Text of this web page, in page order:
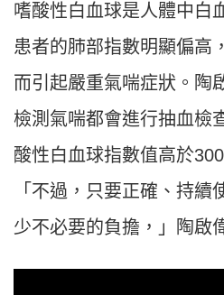
嗜酸性白血球是人體中白
患者的肺部指數明顯偏高
而引起嚴重氣喘症狀。陶
檢測氣喘都會進行抽血檢
酸性白血球指數值高於
「不過，只要正確、持續
少不必要的負擔，」陶啟